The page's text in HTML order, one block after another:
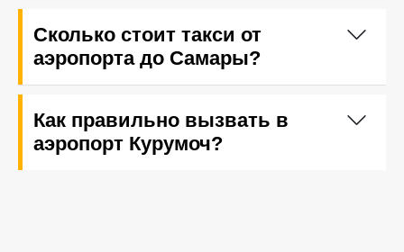
Сколько стоит такси от
аэропорта до Самары?
Как правильно вызвать в
аэропорт Курумоч?